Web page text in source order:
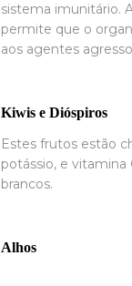
sistema imunitário.
permite que o
aos agentes
Kiwis e Dióspiros
Estes frutos estão
potássio, e
brancos.
Alhos